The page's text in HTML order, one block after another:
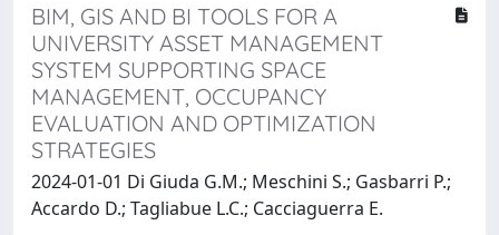
BIM, GIS AND BI TOOLS FOR A
UNIVERSITY ASSET MANAGEMENT
SYSTEM SUPPORTING SPACE
MANAGEMENT, OCCUPANCY
EVALUATION AND OPTIMIZATION
STRATEGIES
2024-01-01 Di Giuda G.M.; Meschini S.; Gasbarri P.;
Accardo D.; Tagliabue L.C.; Cacciaguerra E.